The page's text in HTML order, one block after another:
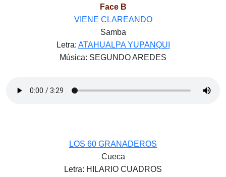
Face B
VIENE CLAREANDO
Samba
Letra: ATAHUALPA YUPANQUI
Música: SEGUNDO AREDES
LOS 60 GRANADEROS
Cueca
Letra: HILARIO CUADROS